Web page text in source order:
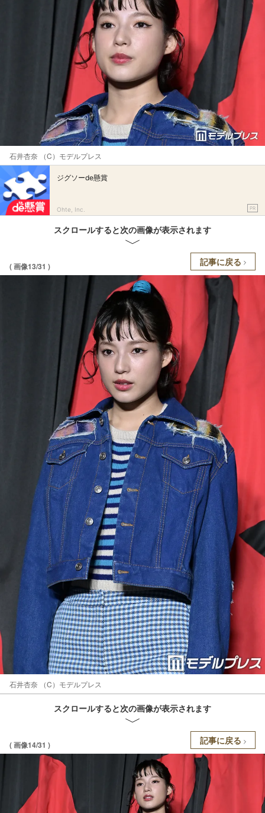
石井杏奈 （C）モデルプレス
ジグソーde懸賞
Ohte, Inc. PR
スクロールすると次の画像が表示されます
( 画像13/31 ) 記事に戻る
石井杏奈 （C）モデルプレス
スクロールすると次の画像が表示されます
( 画像14/31 ) 記事に戻る